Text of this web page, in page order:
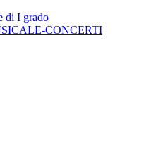
di I grado
CONCERTI